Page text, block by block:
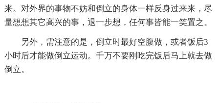
来。对外界的事物不妨和倒立的身体一样反身过来来，尽
量想想其它高兴的事，退一步想，任何事皆能一笑置之。
另外，需注意的是，倒立时最好空腹做，或者饭后3
小时后才能做倒立运动。千万不要刚吃完饭后马上就去做
倒立。